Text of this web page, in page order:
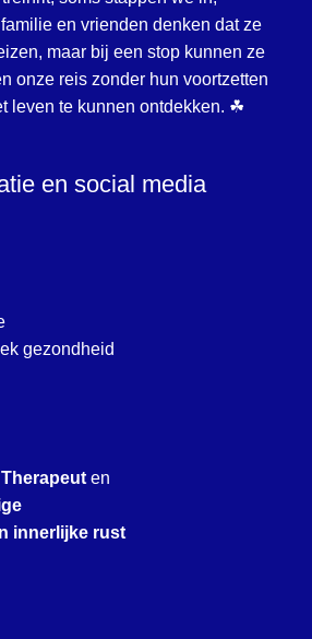
en vrienden denken dat ze
maar bij een stop kunnen ze
onze reis zonder hun voortzetten
leven te kunnen ontdekken. ☘
en social media
gezondheid
en
innerlijke rust